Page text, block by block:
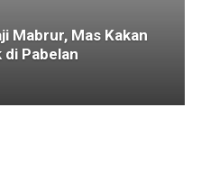
Mabrur, Mas Kakan
Pabelan